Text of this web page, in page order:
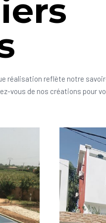
réalisation reflète notre
vous de nos créations pour